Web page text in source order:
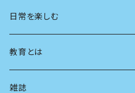
地方
まちづくり
コミュニティ
思想
日常を楽しむ
教育とは
雑誌